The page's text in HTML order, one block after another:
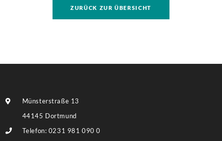
Grundstückes, auf dem ggf. eine umfassendere
Bebauung möglich ist. Weitere Informationen finden
ZURÜCK ZUR ÜBERSICHT
Münsterstraße 13
44145 Dortmund
Telefon: 0231 981 090 0